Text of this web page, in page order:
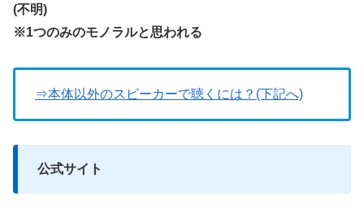
(不明)
※1つのみのモノラルと思われる
⇒本体以外のスピーカーで聴くには？(下記へ)
公式サイト